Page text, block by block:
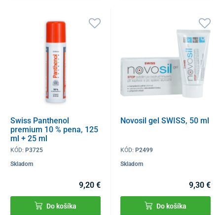
Swiss Panthenol
premium 10 % pena, 125
ml + 25 ml
KÓD: P3725
Skladom
9,20 €
Do košíka
Novosil gel SWISS, 50 ml
KÓD: P2499
Skladom
9,30 €
Do košíka